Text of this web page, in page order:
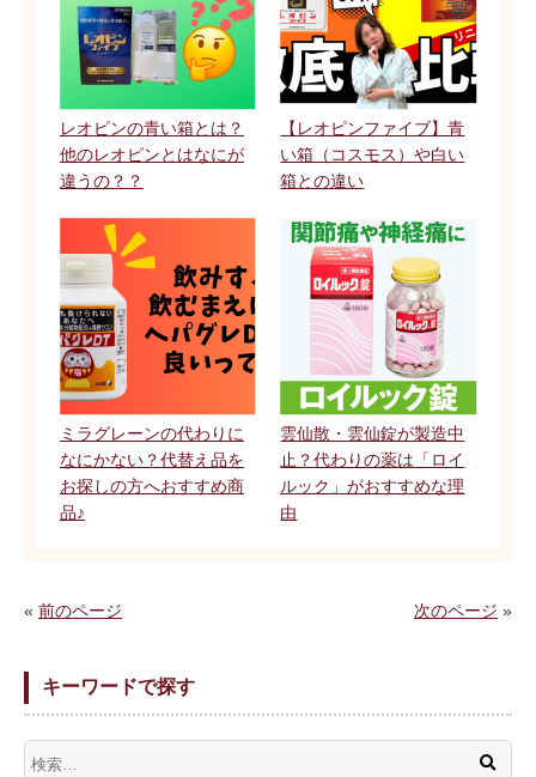
レオピンの青い箱とは？
他のレオピンとはなにが
違うの？？
【レオピンファイブ】青
い箱（コスモス）や白い
箱との違い
ミラグレーンの代わりに
なにかない？代替え品を
お探しの方へおすすめ商
品♪
雲仙散・雲仙錠が製造中
止？代わりの薬は「ロイ
ルック」がおすすめな理
由
« 前のページ 次のページ »
キーワードで探す